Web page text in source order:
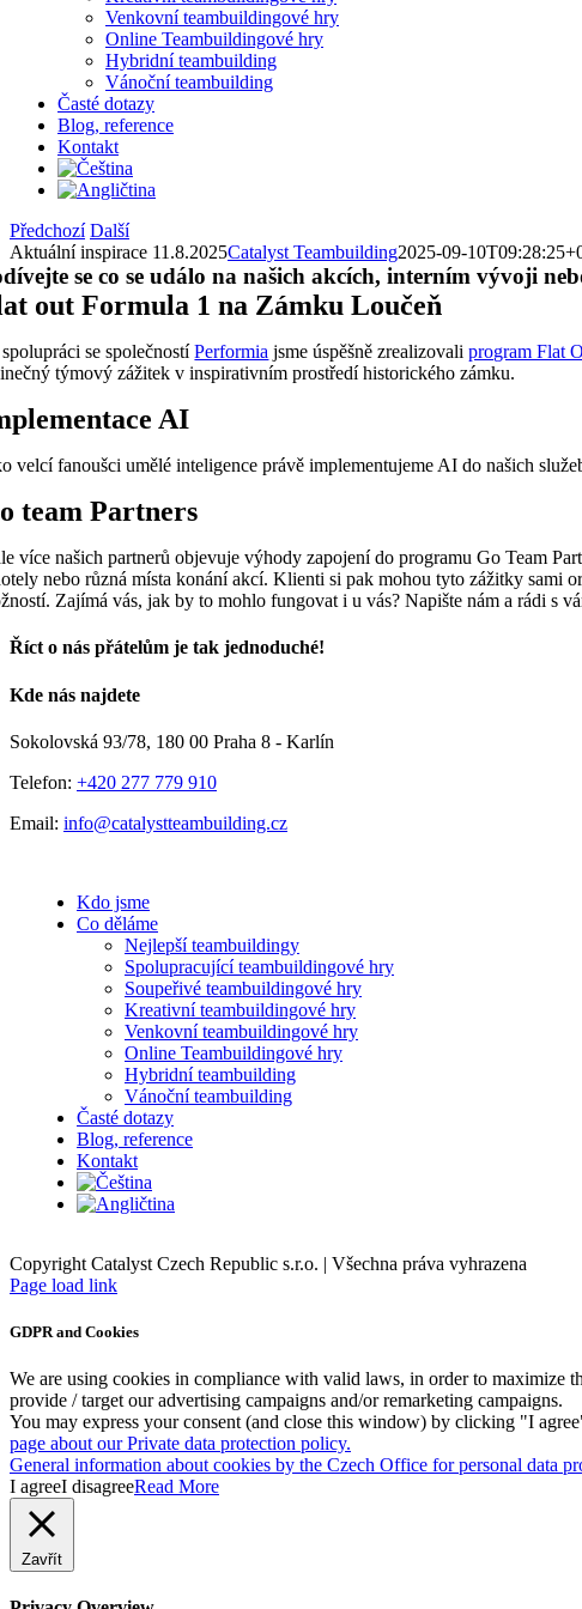
Venkovní teambuildingové hry
Online Teambuildingové hry
Hybridní teambuilding
Vánoční teambuilding
Časté dotazy
Blog, reference
Kontakt
Předchozí Další
Aktuální inspirace 11.8.2025Catalyst Teambuilding2025-09-
se co se událo na našich akcích, interním vývoji
out Formula 1 na Zámku Loučeň
se společnostíPerformia jsme úspěšně zrealizovaliprogram Flat
týmový zážitek v inspirativním prostředí historického zámku.
AI
velcí fanoušci umělé inteligence právě implementujeme AI do našich
team Partners
více našich partnerů objevuje výhody zapojení do programu Go Team
nebo různá místa konání akcí. Klienti si pak mohou tyto zážitky sami
Zajímá vás, jak by to mohlo fungovat i u vás? Napište nám a rádi s
Říct o nás přátelům je tak jednoduché!
Facebook
E-
Kde nás najdete
Sokolovská 93/78, 180 00 Praha 8 - Karlín
Telefon: +420 277 779 910
Email: info@catalystteambuilding.cz
Kdo jsme
Co děláme
Nejlepší teambuildingy
Spolupracující teambuildingové hry
Soupeřivé teambuildingové hry
Kreativní teambuildingové hry
Venkovní teambuildingové hry
Online Teambuildingové hry
Hybridní teambuilding
Vánoční teambuilding
Časté dotazy
Blog, reference
Kontakt
Copyright Catalyst Czech Republic s.r.o. | Všechna práva vyhrazena
Facebook
Instagram
Page load link
GDPR and Cookies
We are using cookies in compliance with valid laws, in order to maximize
provide / target our advertising campaigns and/or remarketing campaigns.
You may express your consent (and close this window) by clicking "I
page about our Private data protection policy.
General information about cookies by the Czech Office for personal data
I agreeI disagreeRead More
Zavřít